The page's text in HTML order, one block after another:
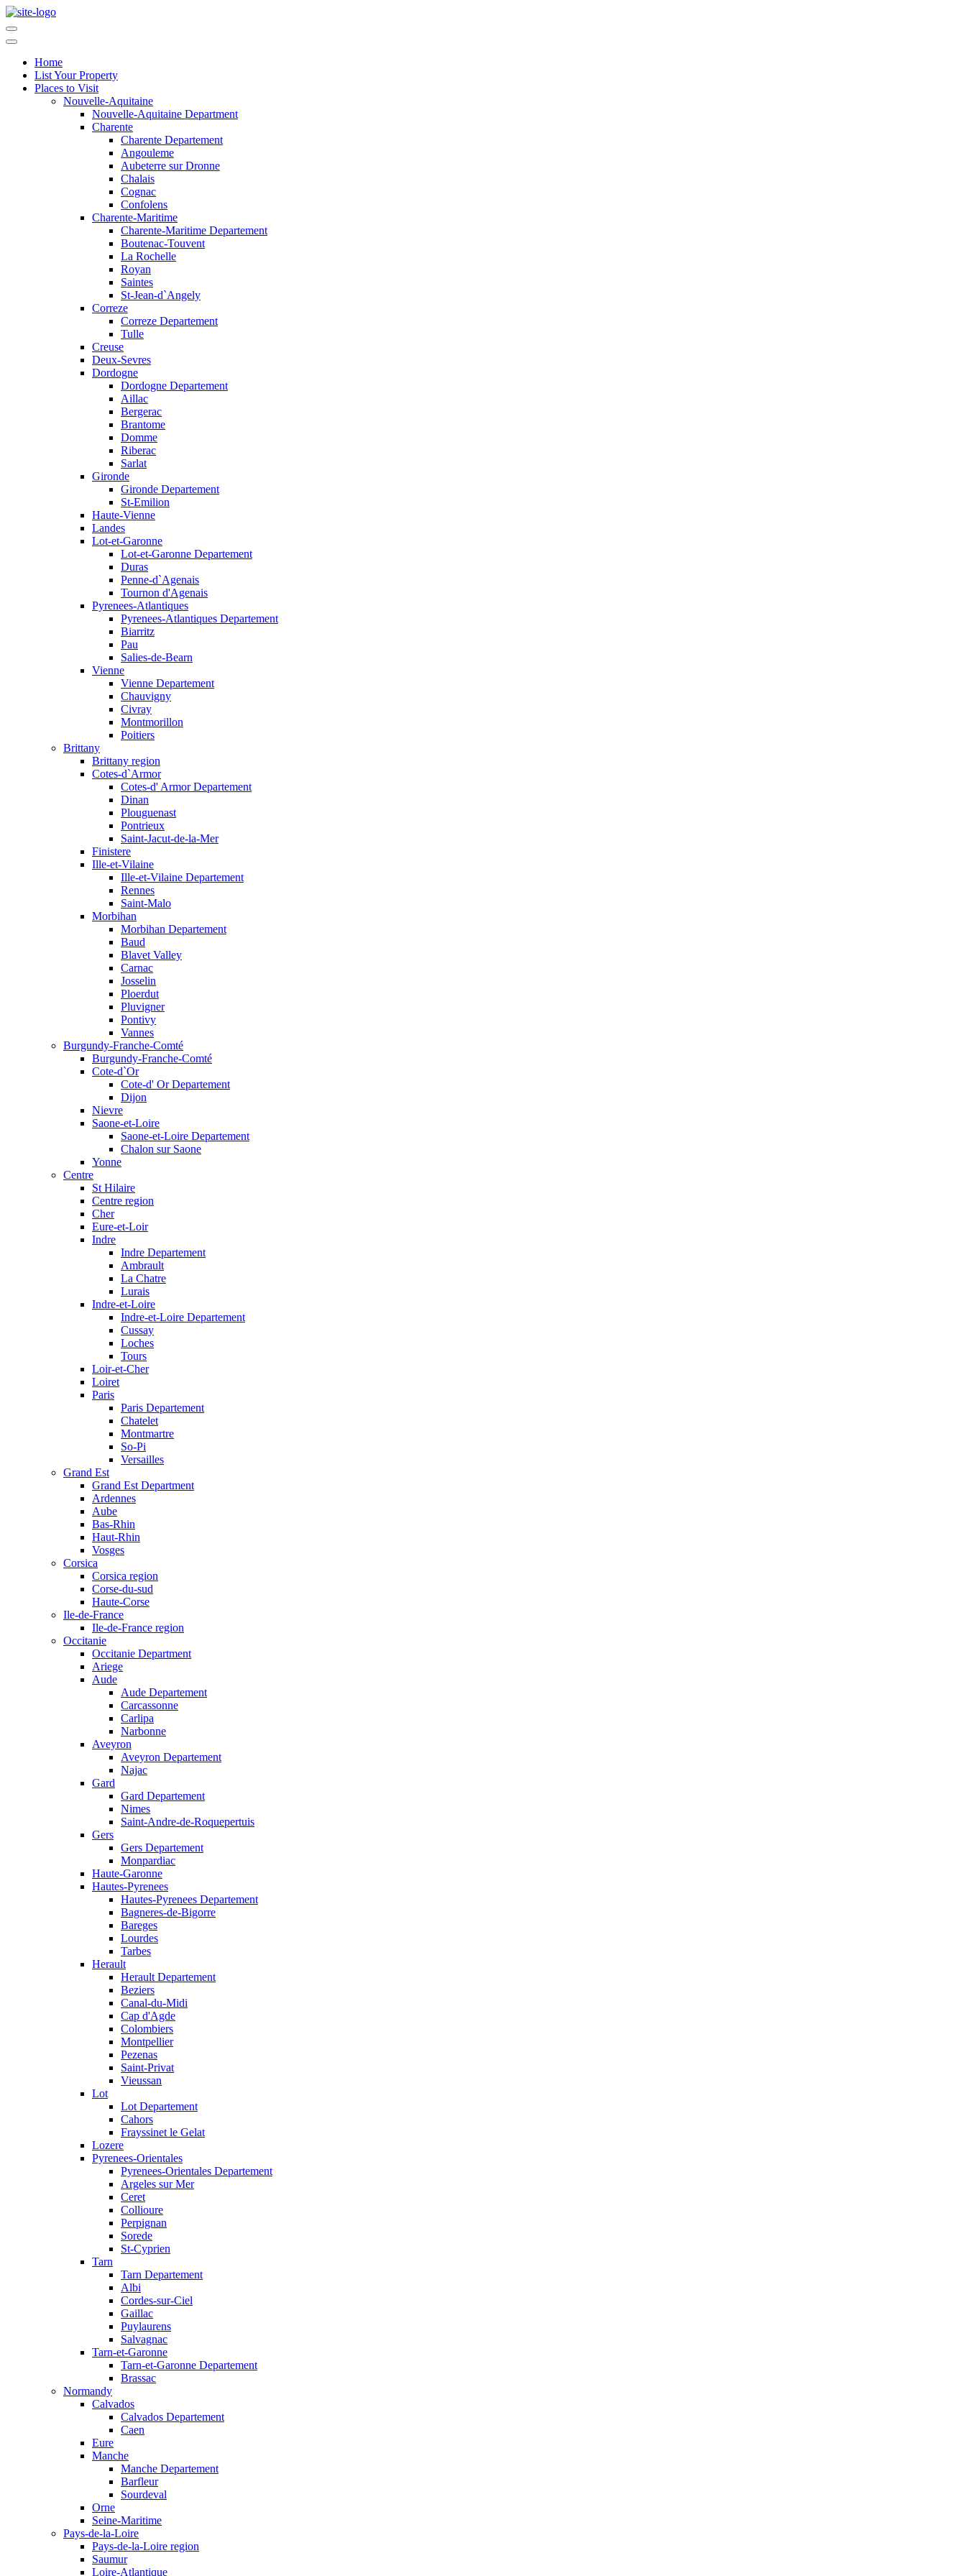
Home
List Your Property
Places to Visit
Nouvelle-Aquitaine
Nouvelle-Aquitaine Department
Charente
Charente Departement
Angouleme
Aubeterre sur Dronne
Chalais
Cognac
Confolens
Charente-Maritime
Charente-Maritime Departement
Boutenac-Touvent
La Rochelle
Royan
Saintes
St-Jean-d`Angely
Correze
Correze Departement
Tulle
Creuse
Deux-Sevres
Dordogne
Dordogne Departement
Aillac
Bergerac
Brantome
Domme
Riberac
Sarlat
Gironde
Gironde Departement
St-Emilion
Haute-Vienne
Landes
Lot-et-Garonne
Lot-et-Garonne Departement
Duras
Penne-d`Agenais
Tournon d'Agenais
Pyrenees-Atlantiques
Pyrenees-Atlantiques Departement
Biarritz
Pau
Salies-de-Bearn
Vienne
Vienne Departement
Chauvigny
Civray
Montmorillon
Poitiers
Brittany
Brittany region
Cotes-d`Armor
Cotes-d' Armor Departement
Dinan
Plouguenast
Pontrieux
Saint-Jacut-de-la-Mer
Finistere
Ille-et-Vilaine
Ille-et-Vilaine Departement
Rennes
Saint-Malo
Morbihan
Morbihan Departement
Baud
Blavet Valley
Carnac
Josselin
Ploerdut
Pluvigner
Pontivy
Vannes
Burgundy-Franche-Comté
Burgundy-Franche-Comté
Cote-d`Or
Cote-d' Or Departement
Dijon
Nievre
Saone-et-Loire
Saone-et-Loire Departement
Chalon sur Saone
Yonne
Centre
St Hilaire
Centre region
Cher
Eure-et-Loir
Indre
Indre Departement
Ambrault
La Chatre
Lurais
Indre-et-Loire
Indre-et-Loire Departement
Cussay
Loches
Tours
Loir-et-Cher
Loiret
Paris
Paris Departement
Chatelet
Montmartre
So-Pi
Versailles
Grand Est
Grand Est Department
Ardennes
Aube
Bas-Rhin
Haut-Rhin
Vosges
Corsica
Corsica region
Corse-du-sud
Haute-Corse
Ile-de-France
Ile-de-France region
Occitanie
Occitanie Department
Ariege
Aude
Aude Departement
Carcassonne
Carlipa
Narbonne
Aveyron
Aveyron Departement
Najac
Gard
Gard Departement
Nimes
Saint-Andre-de-Roquepertuis
Gers
Gers Departement
Monpardiac
Haute-Garonne
Hautes-Pyrenees
Hautes-Pyrenees Departement
Bagneres-de-Bigorre
Bareges
Lourdes
Tarbes
Herault
Herault Departement
Beziers
Canal-du-Midi
Cap d'Agde
Colombiers
Montpellier
Pezenas
Saint-Privat
Vieussan
Lot
Lot Departement
Cahors
Frayssinet le Gelat
Lozere
Pyrenees-Orientales
Pyrenees-Orientales Departement
Argeles sur Mer
Ceret
Collioure
Perpignan
Sorede
St-Cyprien
Tarn
Tarn Departement
Albi
Cordes-sur-Ciel
Gaillac
Puylaurens
Salvagnac
Tarn-et-Garonne
Tarn-et-Garonne Departement
Brassac
Normandy
Calvados
Calvados Departement
Caen
Eure
Manche
Manche Departement
Barfleur
Sourdeval
Orne
Seine-Maritime
Pays-de-la-Loire
Pays-de-la-Loire region
Saumur
Loire-Atlantique